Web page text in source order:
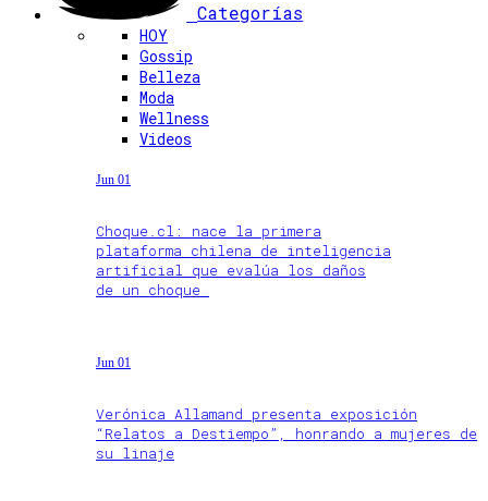
Categorías
HOY
Gossip
Belleza
Moda
Wellness
Videos
Jun 01
Choque.cl: nace la primera
plataforma chilena de inteligencia
artificial que evalúa los daños
de un choque
Jun 01
Verónica Allamand presenta exposición
“Relatos a Destiempo”, honrando a mujeres de
su linaje